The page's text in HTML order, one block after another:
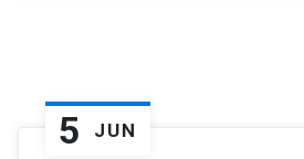
5 JUN